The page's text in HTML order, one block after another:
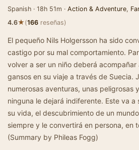
Spanish · 18h 51m · Action & Adventure,
4.6★(166 reseñas)
El pequeño Nils Holgersson ha sido
castigo por su mal comportamiento.
volver a ser un niño deberá
gansos en su viaje a través de Suecia.
numerosas aventuras, unas peligrosas
ninguna le dejará indiferente. Este va a
su vida, el descubrimiento de un
siempre y le convertirá en persona, en
(Summary by Phileas Fogg)